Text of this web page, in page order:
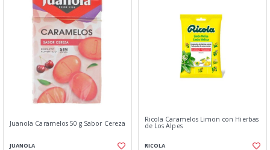
Juanola Caramelos 50 g Sabor Cereza
JUANOLA
Ricola Caramelos Limon con Hierbas
de Los Alpes
RICOLA